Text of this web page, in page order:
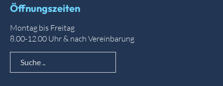
Öffnungszeiten
Montag bis Freitag
8.00-12.00 Uhr & nach Vereinbarung
Suche